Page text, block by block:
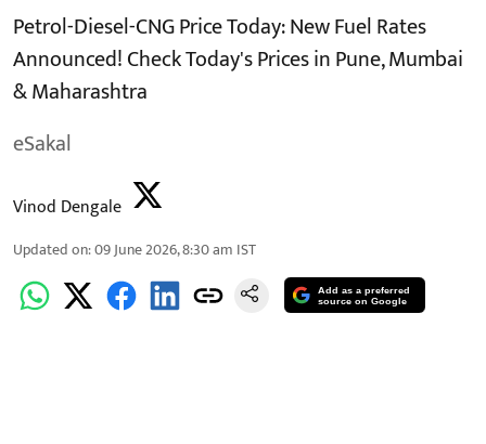
Petrol-Diesel-CNG Price Today: New Fuel Rates
Announced! Check Today's Prices in Pune, Mumbai
& Maharashtra
eSakal
Vinod Dengale
Updated on:09 June 2026, 8:30 am IST
Add as a preferred
source on Google